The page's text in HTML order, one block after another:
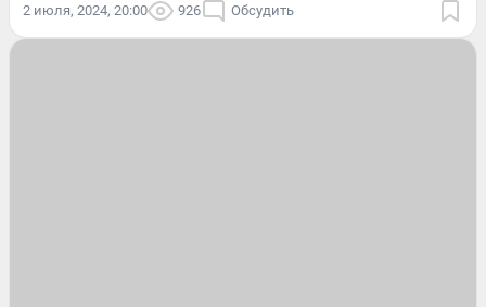
2 июля, 2024, 20:00 926 Обсудить